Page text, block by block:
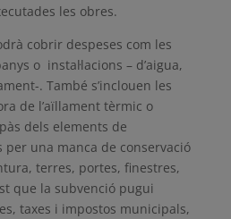
les obres.
cobrir despeses com les
o instal·lacions – d’aigua,
. També s’inclouen les
de l’aïllament tèrmic o
dels elements de
per una manca de conservació
terres, portes, finestres,
que la subvenció pugui
taxes i impostos municipals,